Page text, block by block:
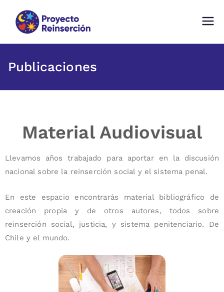
Fundación comprometida con la
Publicaciones
Material Audiovisual
Llevamos años trabajado para aportar en la discusión
nacional sobre la reinserción social y el sistema penal.
En este espacio encontrarás material bibliográfico de
creación propia y de otros autores, todos sobre
reinserción social, justicia, y sistema penitenciario. De
Chile y el mundo.